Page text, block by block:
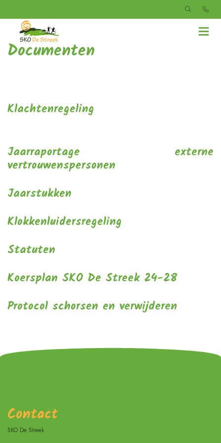
Documenten
Klachtenregeling
Jaarraportage externe
vertrouwenspersonen
Jaarstukken
Klokkenluidersregeling
Statuten
Koersplan SKO De Streek 24-28
Protocol schorsen en verwijderen
Contact
SKO De Streek